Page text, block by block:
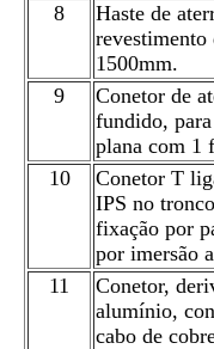
8
Haste de
1500mm.
9
Conetor de
fundido,
plana com 1
10
Conetor T
IPS no
fixação por
por imersão
11
Conetor,
alumínio,
cabo de